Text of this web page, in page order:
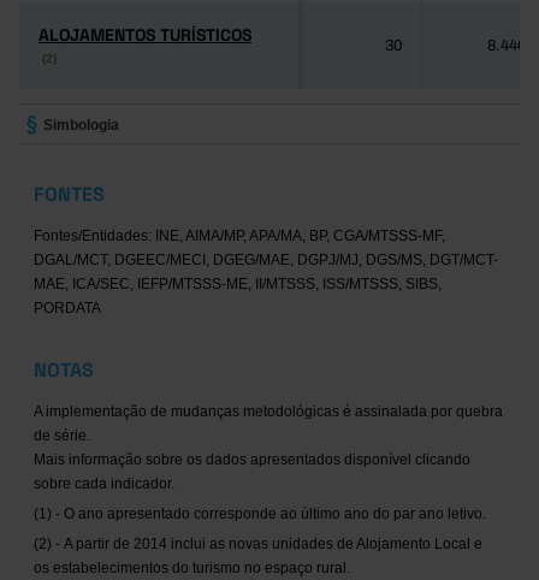
ALOJAMENTOS TURÍSTICOS
(2)
ALOJAMENTOS TURÍSTICOS
(2)
30 8.446
Simbologia
FONTES
Fontes/Entidades: INE, AIMA/MP, APA/MA, BP, CGA/MTSSS-MF,
DGAL/MCT, DGEEC/MECI, DGEG/MAE, DGPJ/MJ, DGS/MS, DGT/MCT-
MAE, ICA/SEC, IEFP/MTSSS-ME, II/MTSSS, ISS/MTSSS, SIBS,
PORDATA
NOTAS
A implementação de mudanças metodológicas é assinalada por quebra
de série.
Mais informação sobre os dados apresentados disponível clicando
sobre cada indicador.
(1) - O ano apresentado corresponde ao último ano do par ano letivo.
(2) - A partir de 2014 inclui as novas unidades de Alojamento Local e
os estabelecimentos do turismo no espaço rural.